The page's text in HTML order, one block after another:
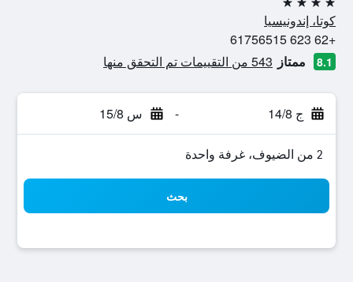
4 نجوم
كوتا، إندونيسيا
+62 623 61756515
8.1 ممتاز 543 من التقييمات تم التحقق منها
ج 14/8 - س 15/8
2 من الضيوف، غرفة واحدة
بحث